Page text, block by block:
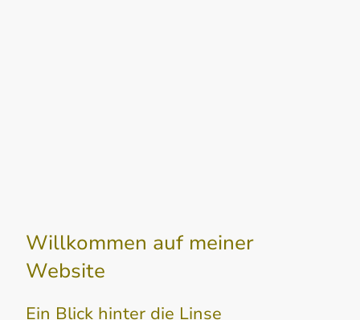
Willkommen auf meiner
Website
Ein Blick hinter die Linse